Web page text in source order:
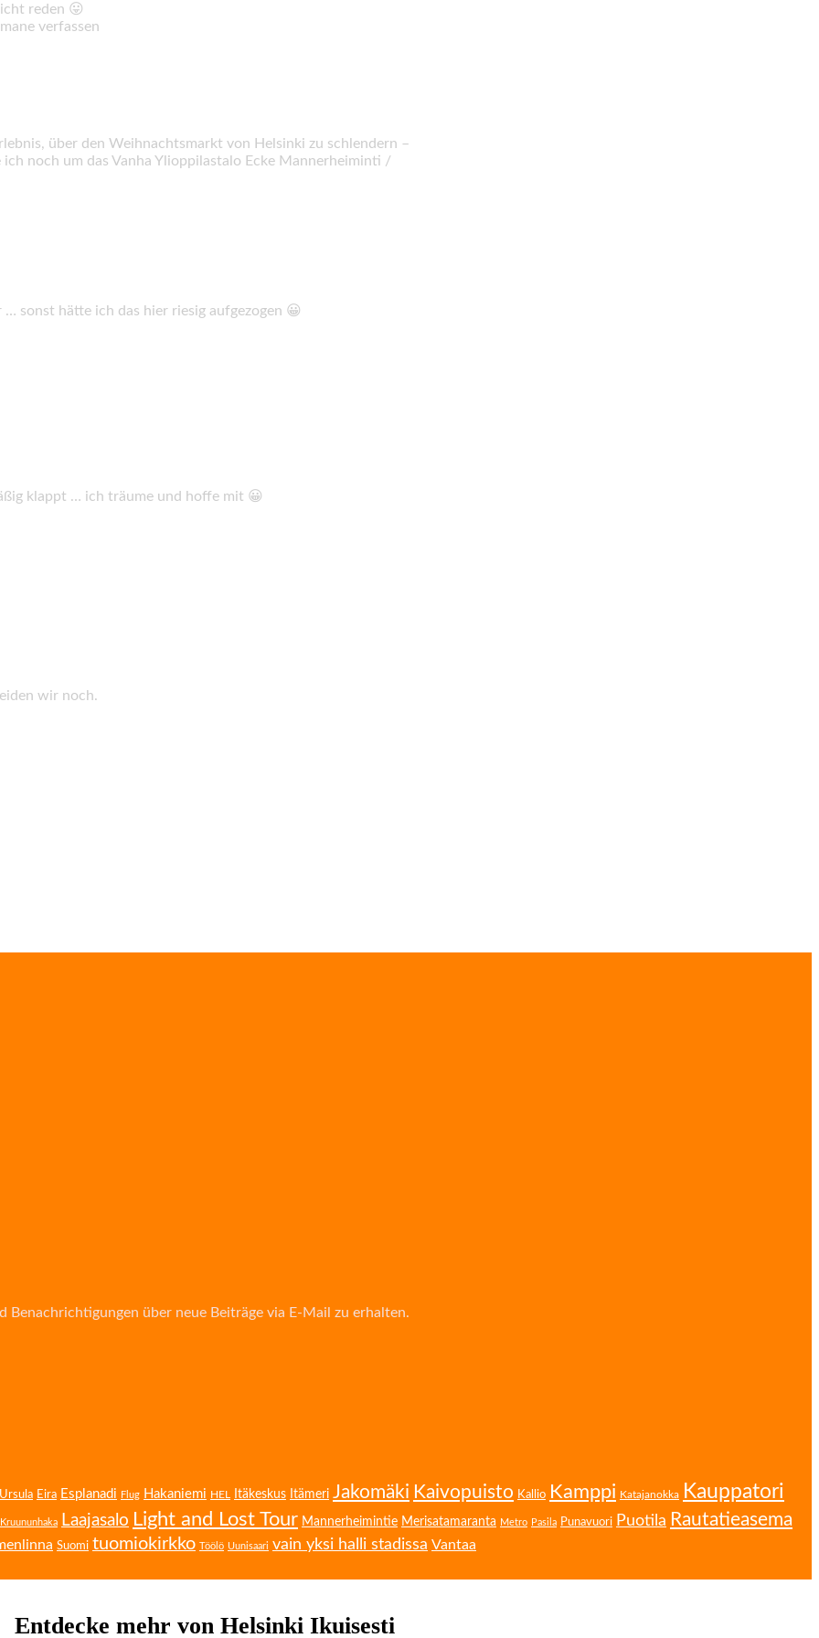
reden 😛
verfassen
über den Weihnachtsmarkt von Helsinki zu schlendern –
noch um das Vanha Ylioppilastalo Ecke Mannerheiminti /
sonst hätte ich das hier riesig aufgezogen 😀
klappt … ich träume und hoffe mit 😀
wir noch.
Benachrichtigungen über neue Beiträge via E-Mail zu erhalten.
Eira Esplanadi Flug Hakaniemi HEL Itäkeskus Itämeri Jakomäki Kaivopuisto Kallio Kamppi Katajanokka Kauppatori
Kruununhaka Laajasalo Light and Lost Tour Mannerheimintie Merisatamaranta Metro Pasila Punavuori Puotila Rautatieasema
Suomi tuomiokirkko Töölö Uunisaari vain yksi halli stadissa Vantaa
Entdecke mehr von Helsinki Ikuisesti